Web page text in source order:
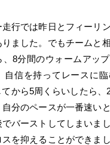
行では昨日とフィーリ
りました。でもチームと
、8分間のウォームアッ
自信を持ってレースに
から5周くらいしたら、
分のペースが一番速い
バーストしてしまいま
を抑えることができま